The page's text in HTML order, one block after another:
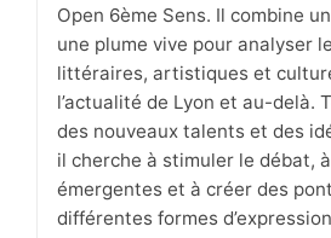
Open 6ème Sens. Il combine
une plume vive pour analyser
littéraires, artistiques et
l’actualité de Lyon et au-delà.
des nouveaux talents et des
il cherche à stimuler le débat,
émergentes et à créer des
différentes formes